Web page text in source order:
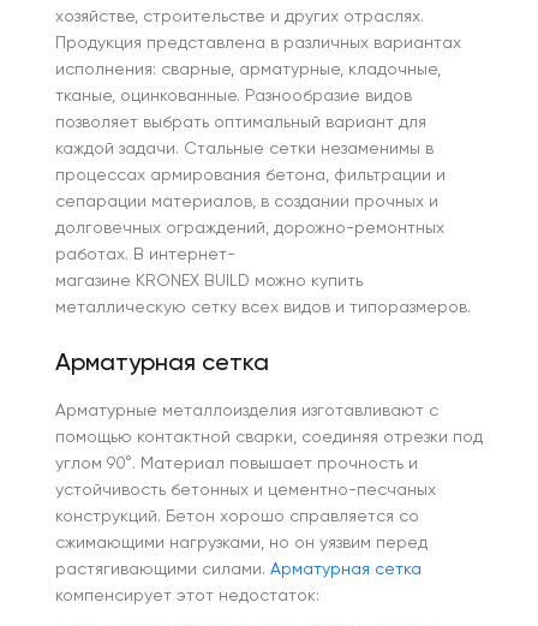
хозяйстве, строительстве и других отраслях.
Продукция представлена в различных вариантах
исполнения: сварные, арматурные, кладочные,
тканые, оцинкованные. Разнообразие видов
позволяет выбрать оптимальный вариант для
каждой задачи. Стальные сетки незаменимы в
процессах армирования бетона, фильтрации и
сепарации материалов, в создании прочных и
долговечных ограждений, дорожно-ремонтных
работах. В интернет-
магазине KRONEX BUILD можно купить
металлическую сетку всех видов и типоразмеров.
Арматурная сетка
Арматурные металлоизделия изготавливают с
помощью контактной сварки, соединяя отрезки под
углом 90°. Материал повышает прочность и
устойчивость бетонных и цементно-песчаных
конструкций. Бетон хорошо справляется со
сжимающими нагрузками, но он уязвим перед
растягивающими силами. Арматурная сетка
компенсирует этот недостаток: